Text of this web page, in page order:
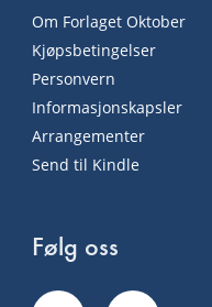
Om Forlaget Oktober
Kjøpsbetingelser
Personvern
Informasjonskapsler
Arrangementer
Send til Kindle
Følg oss